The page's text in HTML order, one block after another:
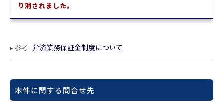
り消されました。
▸ 参考 : 弁済業務保証金制度について
本件に関する問合せ先